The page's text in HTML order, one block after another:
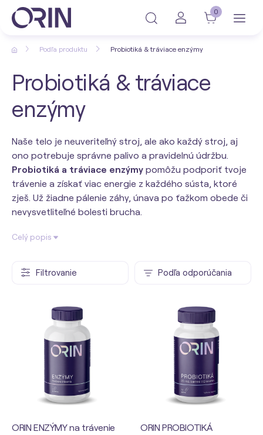
0
Podľa produktu Probiotiká & tráviace enzýmy
Probiotiká & tráviace
enzýmy
Naše telo je neuveriteľný stroj, ale ako každý stroj, aj
ono potrebuje správne palivo a pravidelnú údržbu.
Probiotiká a tráviace enzýmy pomôžu podporiť tvoje
trávenie a získať viac energie z každého sústa, ktoré
zješ. Už žiadne pálenie záhy, únava po ťažkom obede či
nevysvetliteľné bolesti brucha.
Celý popis
Filtrovanie Podľa odporúčania
ORIN ENZÝMY na trávenie ORIN PROBIOTIKÁ